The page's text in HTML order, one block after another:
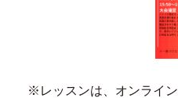
※レッスンは、オンライ